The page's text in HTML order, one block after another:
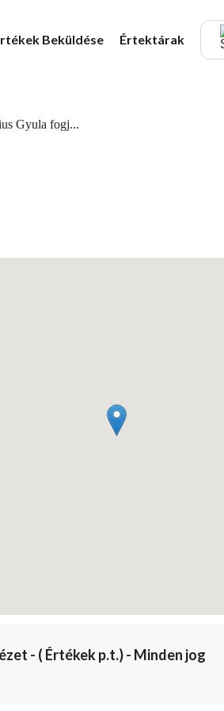
Beküldése Értektárak
Gyula fogj...
- ( Értékek p.t.) - Minden jog